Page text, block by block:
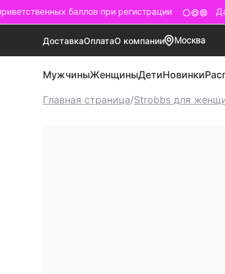
баллов при регистрации
ДоставкаОплатаО компании Москва
МужчиныЖенщиныДетиНовинки
Главная страница/Strobbs для